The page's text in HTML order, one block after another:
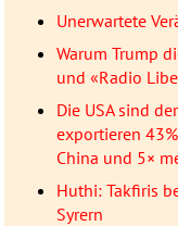
Unerwartete
Warum Trump
und «Radio
Die USA sind
exportieren
China und 5×
Huthi: Takfiris
Syrern